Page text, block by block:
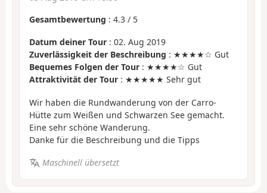
Gesamtbewertung : 4.3 / 5
Datum deiner Tour : 02. Aug 2019
Zuverlässigkeit der Beschreibung : ★★★★☆ Gut
Bequemes Folgen der Tour : ★★★★☆ Gut
Attraktivität der Tour : ★★★★★ Sehr gut
Wir haben die Rundwanderung von der Carro-
Hütte zum Weißen und Schwarzen See gemacht.
Eine sehr schöne Wanderung.
Danke für die Beschreibung und die Tipps
Maschinell übersetzt